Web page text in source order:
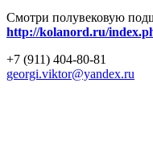
Смотри полувековую
http://kolanord.ru/
+7 (911) 404-80-81
georgi.viktor@yandex.ru